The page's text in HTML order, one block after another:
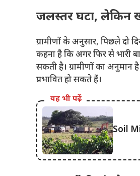
जलस्तर घटा, लेकिन
ग्रामीणों के अनुसार, पिछले दो
कहना है कि अगर फिर से भारी
सकती है। ग्रामीणों का अनुमान
प्रभावित हो सकते हैं।
यह भी पढ़ें
Soil